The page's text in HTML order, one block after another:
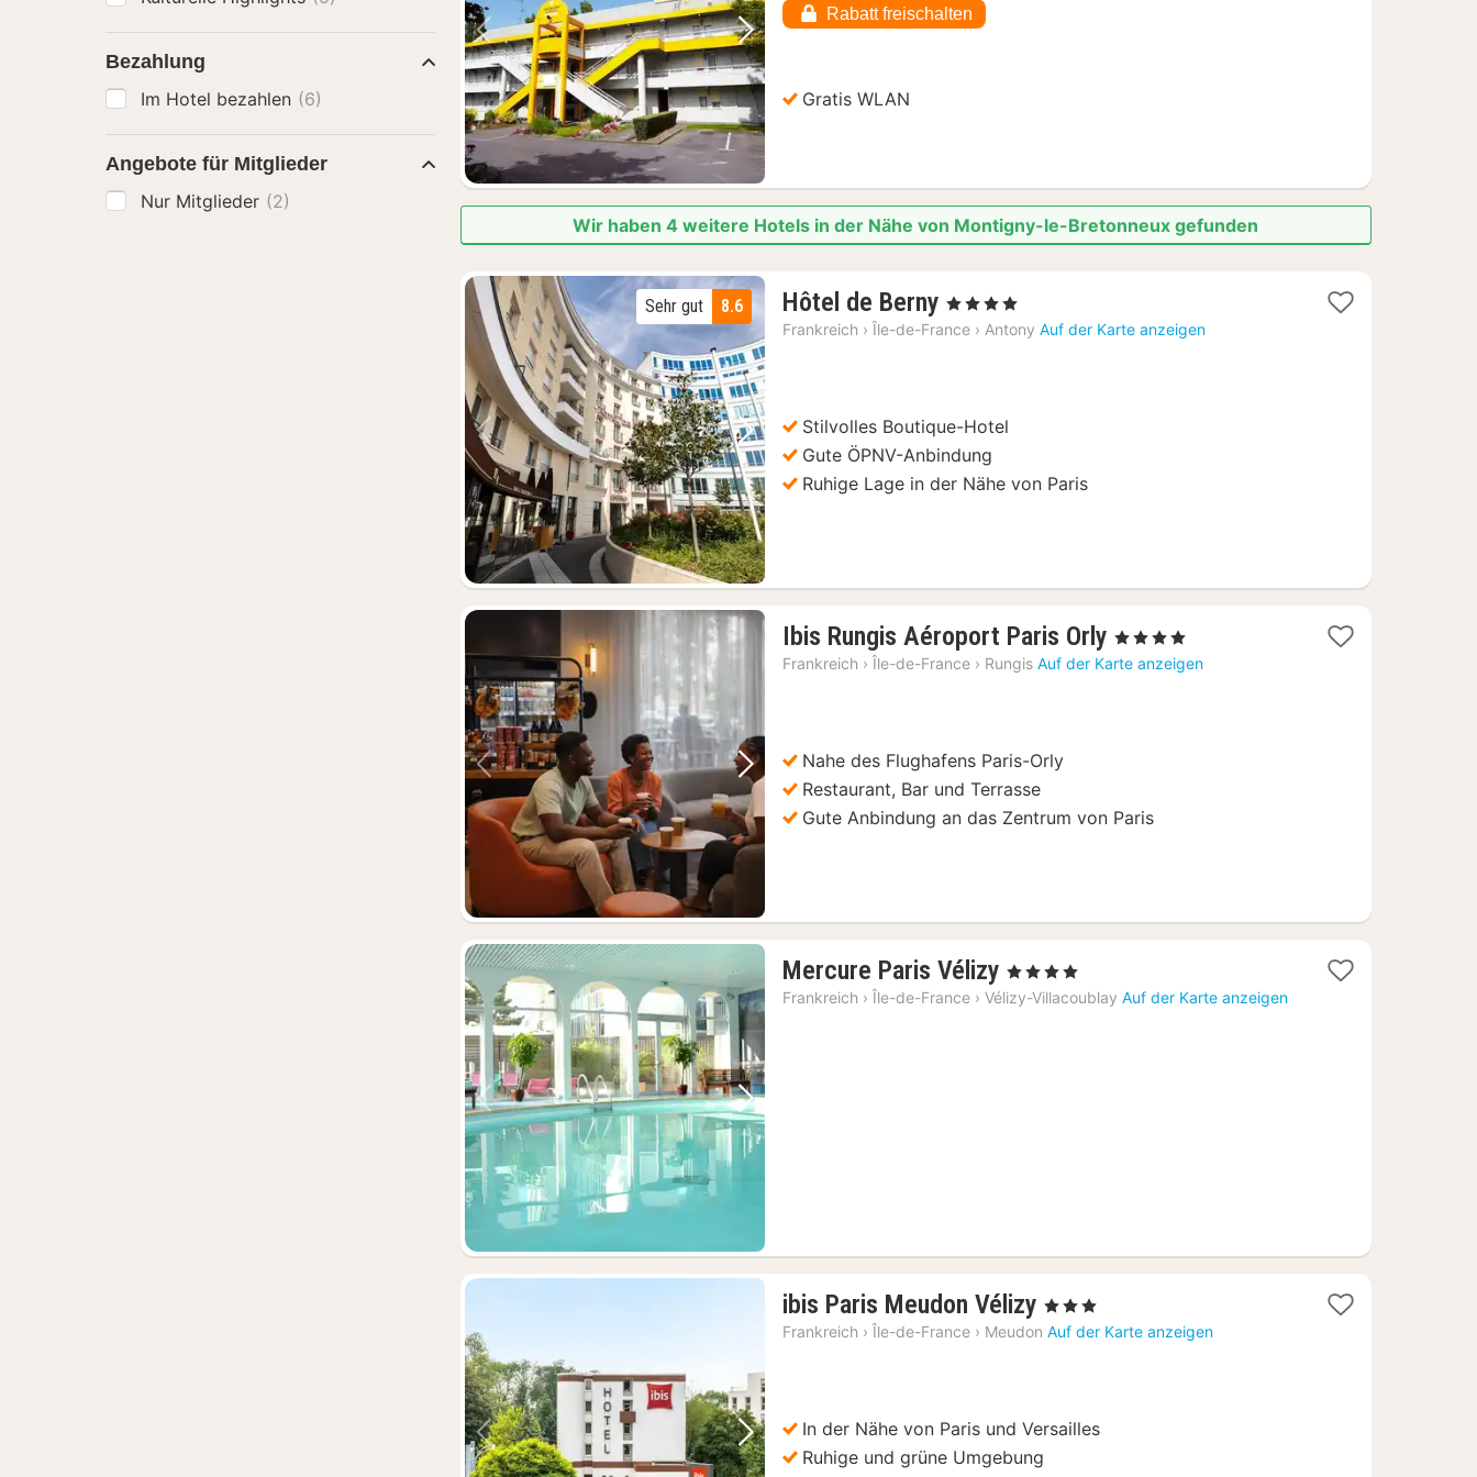
Vorheriges Bild Nächstes Bild
Rabatt freischalten
Gratis WLAN
Wir haben 4 weitere Hotels in der Nähe von Montigny-le-Bretonneux gefunden
Vorheriges Bild Nächstes Bild
8.6
Sehr gut Hôtel de Berny 2
Nächte
, 4 Sterne
Frankreich › Île-de-France › Antony Auf der Karte anzeigen
Stilvolles Boutique-Hotel
Gute ÖPNV-Anbindung
Ruhige Lage in der Nähe von Paris
Vorheriges Bild Nächstes Bild
Ibis Rungis Aéroport Paris Orly 1
Nacht
, 4 Sterne
Frankreich › Île-de-France › Rungis Auf der Karte anzeigen
Nahe des Flughafens Paris-Orly
Restaurant, Bar und Terrasse
Gute Anbindung an das Zentrum von Paris
Vorheriges Bild Nächstes Bild
Mercure Paris Vélizy 1
Nacht
, 4 Sterne
Frankreich › Île-de-France › Vélizy-Villacoublay Auf der Karte anzeigen
Vorheriges Bild Nächstes Bild
ibis Paris Meudon Vélizy 1
Nacht
, 3 Sterne
Frankreich › Île-de-France › Meudon Auf der Karte anzeigen
In der Nähe von Paris und Versailles
Ruhige und grüne Umgebung
Bezahlung
Im Hotel bezahlen (6)
Angebote für Mitglieder
Nur Mitglieder (2)